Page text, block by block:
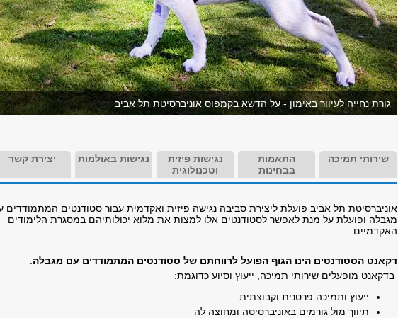
גורת נחייה לעיוור באימון - על הדשא בקמפוס אוניברסיטת תל אביב
שירותי תמיכה
התאמות
בבחינות
נגישות פיזית
וטכנולוגית
נגישות באולמות יצירת קשר
אוניברסיטת תל אביב פועלת ליצירת סביבה נגישה פיזית ואקדמית עבור סטודנטים המתמודדים
מגבלה ופועלת על מנת לאפשר לסטודנטים אלו למצות את מלוא יכולותיהם במסגרת הלימודים
האקדמיים.
דקאנט הסטודנטים הינו הגוף הפועל לרווחתם של סטודנטים המתמודדים עם מגבלה
בדקאנט מופעלים שירותי תמיכה, ייעוץ וסיוע כדוגמת:
ייעוץ ותמיכה פרטנית וקבוצתית
תיווך מול גורמים באוניברסיטה ומחוצה לה